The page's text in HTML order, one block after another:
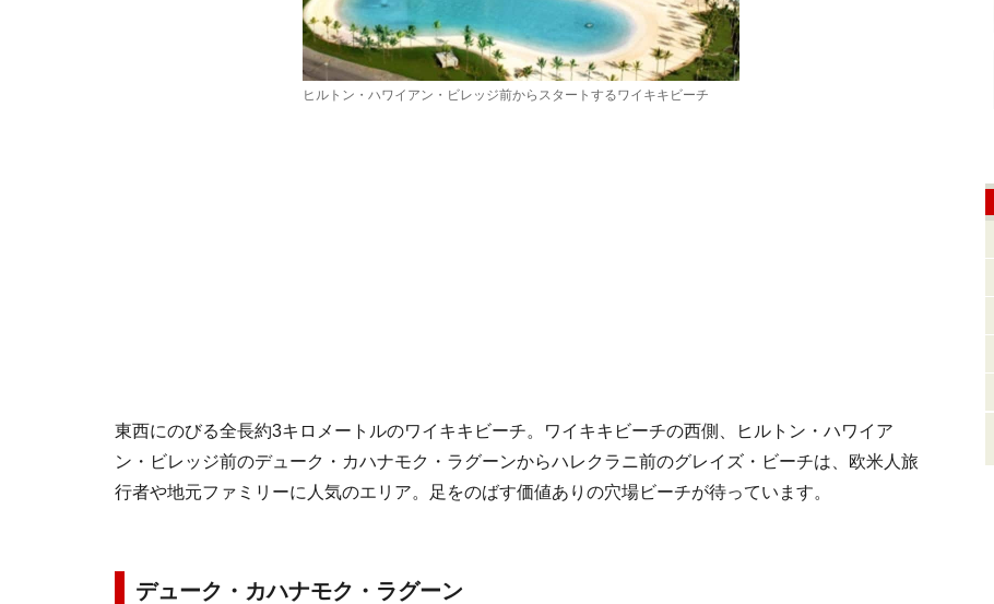
ヒルトン・ハワイアン・ビレッジ前からスタートするワイキキビーチ
東西にのびる全長約3キロメートルのワイキキビーチ。ワイキキビーチの西側、ヒルトン・ハワイア
ン・ビレッジ前のデューク・カハナモク・ラグーンからハレクラニ前のグレイズ・ビーチは、欧米人旅
行者や地元ファミリーに人気のエリア。足をのばす価値ありの穴場ビーチが待っています。
デューク・カハナモク・ラグーン